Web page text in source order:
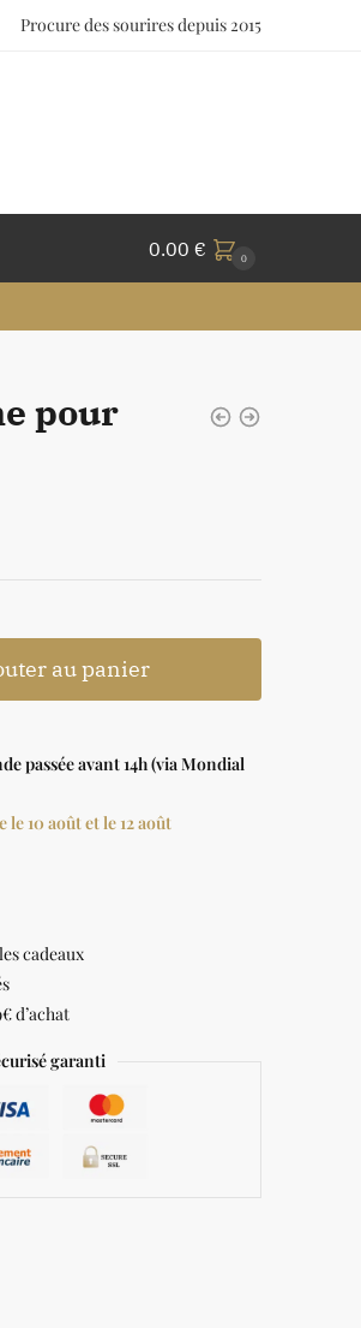
Procure des sourires depuis 2015
0.00 € 0
pour
au panier
passée avant 14h (via Mondial
10 août et le 12 août
cadeaux
d’achat
garanti